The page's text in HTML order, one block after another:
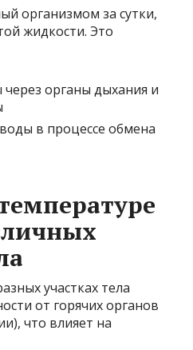
организмом за сутки,
жидкости. Это
органы дыхания и
в процессе обмена
участках тела
от горячих органов
что влияет на